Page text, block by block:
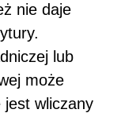
nie daje
lub
może
wliczany